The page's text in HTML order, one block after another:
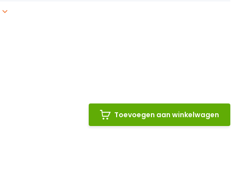
Toevoegen aan winkelwagen